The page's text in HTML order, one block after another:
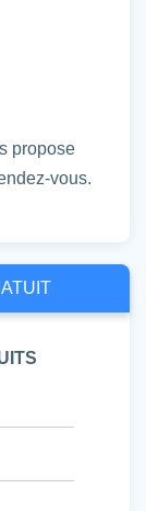
propose
vous.